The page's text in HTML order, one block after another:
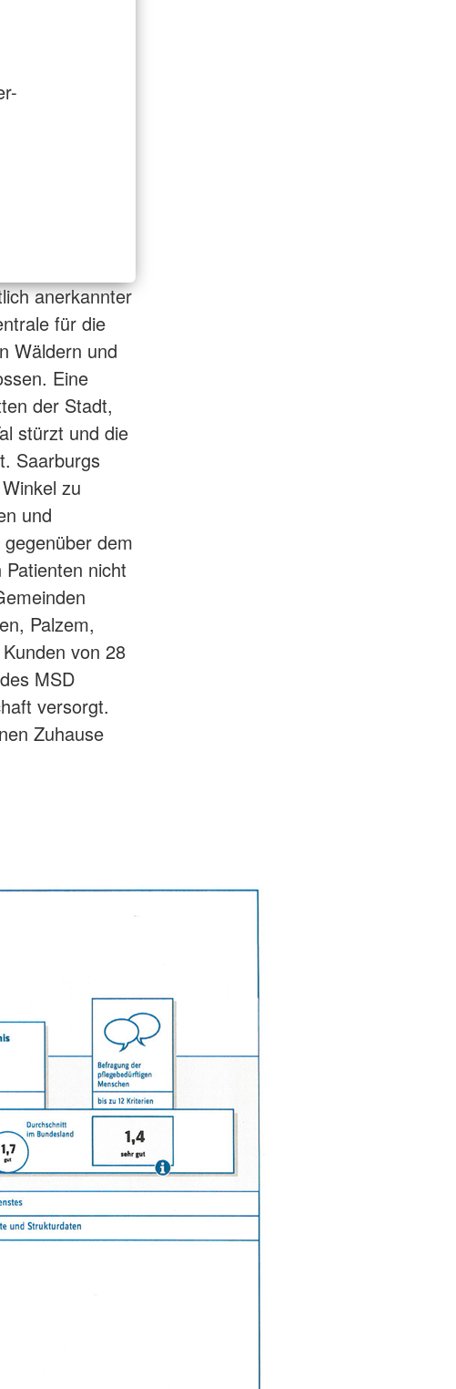
anerkannter
für die
Wäldern und
Eine
der Stadt,
stürzt und die
Saarburgs
zu
und
dem
nicht
Palzem,
von 28
MSD
versorgt.
Zuhause